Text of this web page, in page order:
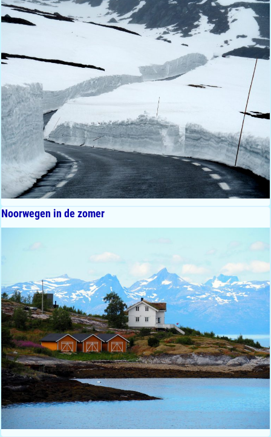
Noorwegen in de zomer